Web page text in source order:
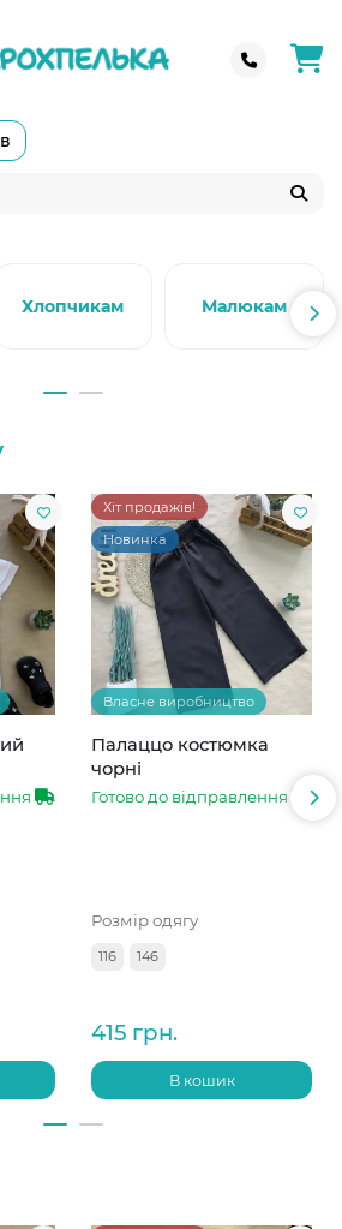
Хлопчикам Малюкам
Хіт продажів!
Новинка
Власне виробництво
Палаццо костюмка
чорні
Готово до відправлення
Розмір одягу
116 146
415 грн.
В кошик